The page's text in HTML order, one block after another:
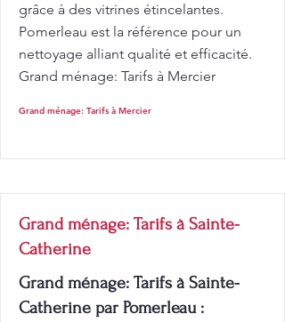
grâce à des vitrines étincelantes.
Pomerleau est la référence pour un
nettoyage alliant qualité et efficacité.
Grand ménage: Tarifs à Mercier
Grand ménage: Tarifs à Mercier
Grand ménage: Tarifs à Sainte-
Catherine
Grand ménage: Tarifs à Sainte-
Catherine par Pomerleau :